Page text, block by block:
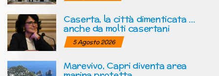
Caserta, la città dimenticata …
anche da molti casertani
5 Agosto 2026
Marevivo, Capri diventa area